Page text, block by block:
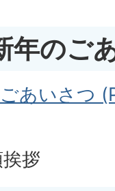
年のご
あいさつ
拶